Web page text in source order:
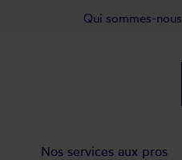
Qui sommes-nous
Nos services aux pros